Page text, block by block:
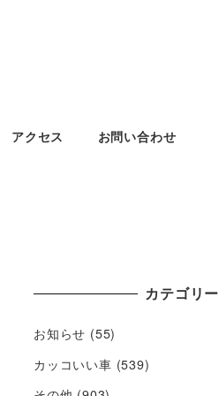
アクセス お問い合わせ
カテゴリー
お知らせ (55)
カッコいい車 (539)